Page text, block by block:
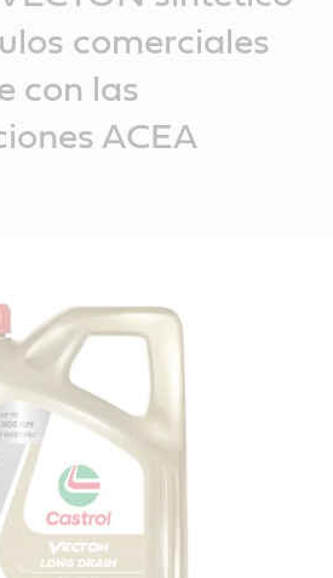
comerciales
con las
ACEA